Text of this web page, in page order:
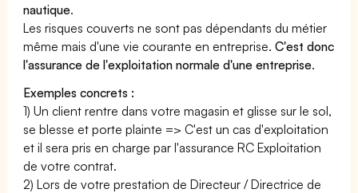
nautique.
Les risques couverts ne sont pas dépendants du métier
même mais d'une vie courante en entreprise.C'est donc
l'assurance de l'exploitation normale d'une entreprise.
Exemples concrets :
1) Un client rentre dans votre magasin et glisse sur le sol,
se blesse et porte plainte => C'est un cas d'exploitation
et il sera pris en charge par l'assurance RC Exploitation
de votre contrat.
2) Lors de votre prestation de Directeur / Directrice de